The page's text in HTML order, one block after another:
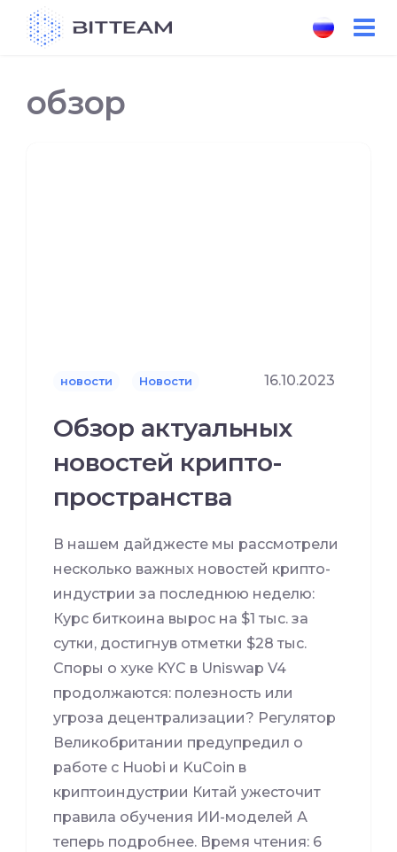
обзор
новости Новости 16.10.2023
Обзор актуальных
новостей крипто-
пространства
В нашем дайджесте мы рассмотрели
несколько важных новостей крипто-
индустрии за последнюю неделю:
Курс биткоина вырос на $1 тыс. за
сутки, достигнув отметки $28 тыс.
Споры о хуке KYC в Uniswap V4
продолжаются: полезность или
угроза децентрализации? Регулятор
Великобритании предупредил о
работе с Huobi и KuCoin в
криптоиндустрии Китай ужесточит
правила обучения ИИ-моделей А
теперь подробнее. Время чтения: 6